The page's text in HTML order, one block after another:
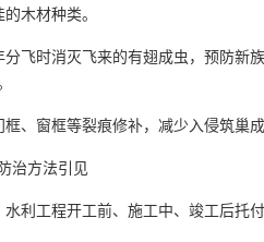
的木材种类。
飞时消灭飞来的有翅成虫，预防新
、窗框等裂痕修补，减少入侵筑巢
治方法引见
利工程开工前、施工中、竣工后托